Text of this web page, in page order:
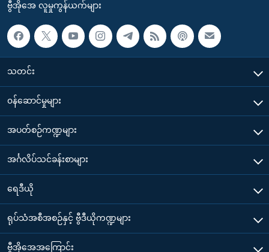
ဗွီအိုအေ လူမှုကွန်ယက်များ
သတင်း
၀န်ဆောင်မှုများ
အပတ်စဉ်ကဏ္ဍများ
အင်္ဂလိပ်သင်ခန်းစာများ
ရေဒီယို
ရုပ်သံအစီအစဉ်နှင့် ဗွီဒီယိုကဏ္ဍများ
ဗွီအိုအေအကြောင်း